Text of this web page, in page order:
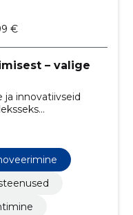
€
– valige
ja innovatiivseid